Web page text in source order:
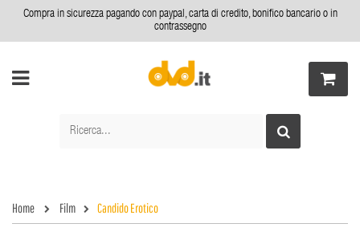
Compra in sicurezza pagando con paypal, carta di credito, bonifico bancario o in
contrassegno
Home Film Candido Erotico